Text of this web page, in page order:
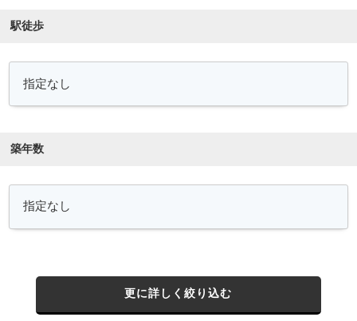
駅徒歩
築年数
更に詳しく絞り込む